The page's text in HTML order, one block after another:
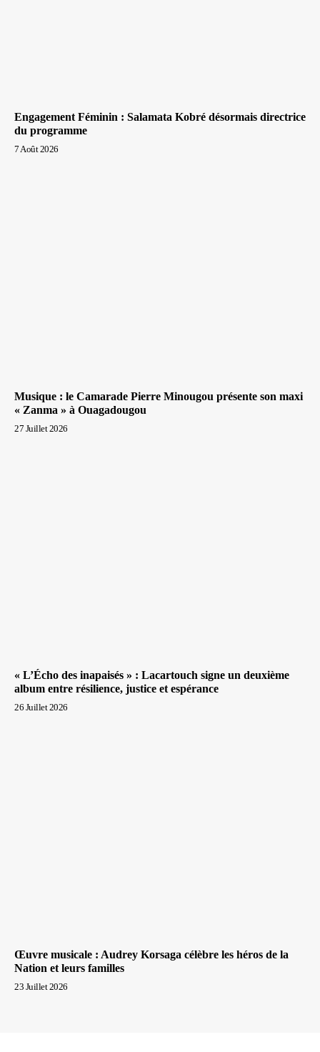
Engagement Féminin : Salamata Kobré désormais directrice
du programme
7 Août 2026
Musique : le Camarade Pierre Minougou présente son maxi
« Zanma » à Ouagadougou
27 Juillet 2026
« L’Écho des inapaisés » : Lacartouch signe un deuxième
album entre résilience, justice et espérance
26 Juillet 2026
Œuvre musicale : Audrey Korsaga célèbre les héros de la
Nation et leurs familles
23 Juillet 2026